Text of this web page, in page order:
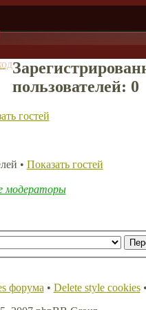
пользователей: 0
гостей
• Показать гостей
модераторы
форума• Delete style cookies